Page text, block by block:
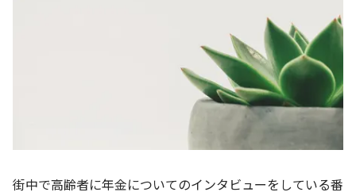
街中で高齢者に年金についてのインタビューをしている番